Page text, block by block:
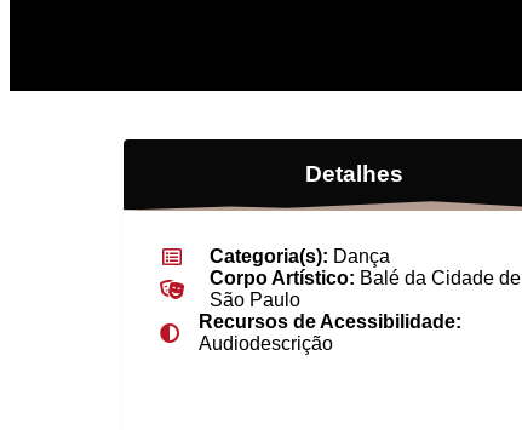
Detalhes
Categoria(s): Dança
Corpo Artístico: Balé da Cidade de
São Paulo
Recursos de Acessibilidade:
Audiodescrição